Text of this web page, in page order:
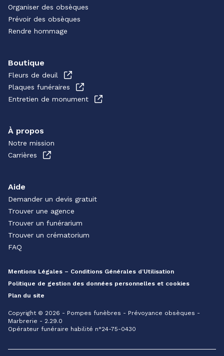
Organiser des obsèques
Prévoir des obsèques
Rendre hommage
Boutique
Fleurs de deuil
Plaques funéraires
Entretien de monument
À propos
Notre mission
Carrières
Aide
Demander un devis gratuit
Trouver une agence
Trouver un funérarium
Trouver un crématorium
FAQ
Mentions Légales – Conditions Générales d’Utilisation
Politique de gestion des données personnelles et cookies
Plan du site
Copyright © 2026 - Pompes funèbres - Prévoyance obsèques -
Marbrerie - 2.29.0
Opérateur funéraire habilité n°24-75-0430